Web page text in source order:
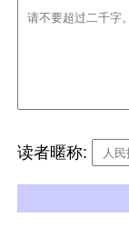
读者暱称: